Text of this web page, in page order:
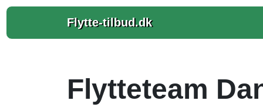
Flytte-tilbud.dk
Flytteteam